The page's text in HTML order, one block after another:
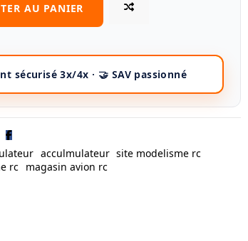
AU PANIER
acculmulateur site modelisme rc
rc magasin avion rc